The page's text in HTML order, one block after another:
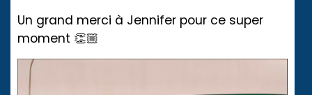
Un grand merci à Jennifer pour ce super
moment 👏🏼